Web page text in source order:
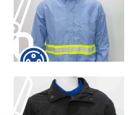
VER